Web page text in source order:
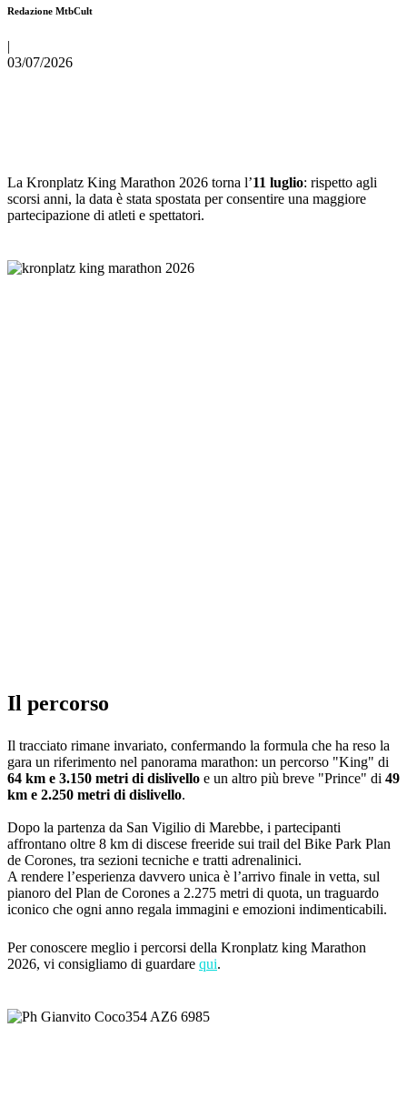
Redazione MtbCult
03/07/2026
La Kronplatz King Marathon 2026 torna l’11 luglio: rispetto agli
scorsi anni, la data è stata spostata per consentire una maggiore
partecipazione di atleti e spettatori.
Il percorso
Il tracciato rimane invariato, confermando la formula che ha reso la
gara un riferimento nel panorama marathon: un percorso "King" di
64 km e 3.150 metri di dislivello e un altro più breve "Prince" di 49
km e 2.250 metri di dislivello.
Dopo la partenza da San Vigilio di Marebbe, i partecipanti
affrontano oltre 8 km di discese freeride sui trail del Bike Park Plan
de Corones, tra sezioni tecniche e tratti adrenalinici.
A rendere l’esperienza davvero unica è l’arrivo finale in vetta, sul
pianoro del Plan de Corones a 2.275 metri di quota, un traguardo
iconico che ogni anno regala immagini e emozioni indimenticabili.
Per conoscere meglio i percorsi della Kronplatz king Marathon
2026, vi consigliamo di guardare qui.